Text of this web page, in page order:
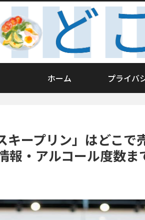
ホーム プライバ
キープリン」はどこで
報・アルコール度数ま